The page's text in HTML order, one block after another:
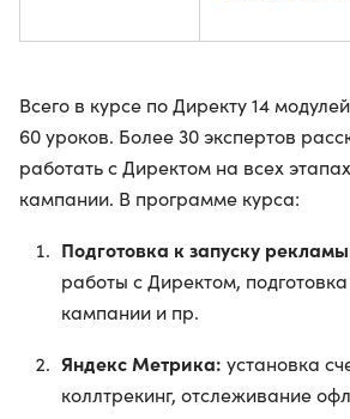
Всего в курсе по Директу 14
60 уроков. Более 30 экспертов
работать с Директом на всех
кампании. В программе курса:
Подготовка к запуску
работы с Директом,
кампании и пр.
Яндекс Метрика: установка
коллтрекинг, отслеживание